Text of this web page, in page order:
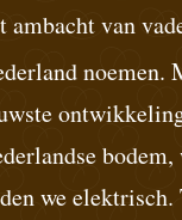
van
noemen.
we